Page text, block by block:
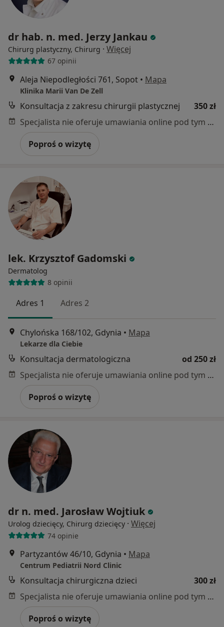
dr hab. n. med. Jerzy Jankau
Chirurg plastyczny, Chirurg · Więcej
67 opinii
Aleja Niepodległości 761, Sopot • Mapa
Klinika Marii Van De Zell
Konsultacja z zakresu chirurgii plastycznej
350 zł
Specjalista nie oferuje umawiania online pod tym adresem.
Poproś o wizytę
lek. Krzysztof Gadomski
Dermatolog
8 opinii
Adres 1 Adres 2
Chylońska 168/102, Gdynia • Mapa
Lekarze dla Ciebie
Konsultacja dermatologiczna
od 250 zł
Specjalista nie oferuje umawiania online pod tym adresem.
Poproś o wizytę
dr n. med. Jarosław Wojtiuk
Urolog dziecięcy, Chirurg dziecięcy · Więcej
74 opinie
Partyzantów 46/10, Gdynia • Mapa
Centrum Pediatrii Nord Clinic
Konsultacja chirurgiczna dzieci
300 zł
Specjalista nie oferuje umawiania online pod tym adresem.
Poproś o wizytę